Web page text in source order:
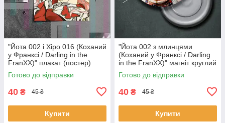
"Йота 002 і Хіро 016 (Коханий
у Франксі / Darling in the
FranXX)" плакат (постер)
розміром А5 (14х20см)
Готово до відправки
40 ₴ 45 ₴
Купити
"Йота 002 з млинцями
(Коханий у Франксі / Darling
in the FranXX)" магніт круглий
Ø44 мм
Готово до відправки
40 ₴ 45 ₴
Купити